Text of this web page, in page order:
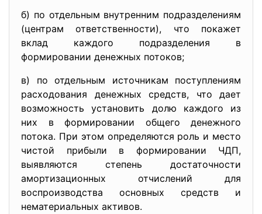
б) по отдельным внутренним подразделениям
(центрам ответственности), что покажет
вклад каждого подразделения в
формировании денежных потоков;
в) по отдельным источникам поступлениям
расходования денежных средств, что дает
возможность установить долю каждого из
них в формировании общего денежного
потока. При этом определяются роль и место
чистой прибыли в формировании ЧДП,
выявляются степень достаточности
амортизационных отчислений для
воспроизводства основных средств и
нематериальных активов.